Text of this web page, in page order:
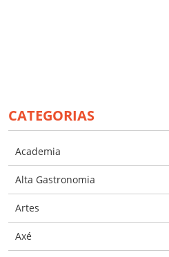
CATEGORIAS
Academia
Alta Gastronomia
Artes
Axé